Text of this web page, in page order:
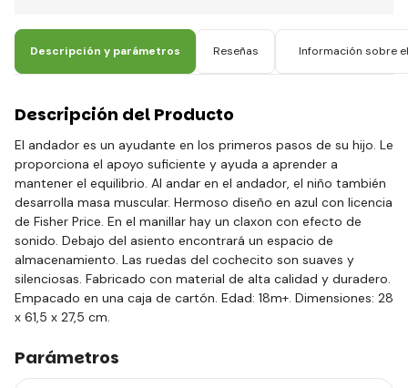
Descripción y parámetros Reseñas Información sobre
Descripción del Producto
El andador es un ayudante en los primeros pasos de su hijo. Le
proporciona el apoyo suficiente y ayuda a aprender a
mantener el equilibrio. Al andar en el andador, el niño también
desarrolla masa muscular. Hermoso diseño en azul con licencia
de Fisher Price. En el manillar hay un claxon con efecto de
sonido. Debajo del asiento encontrará un espacio de
almacenamiento. Las ruedas del cochecito son suaves y
silenciosas. Fabricado con material de alta calidad y duradero.
Empacado en una caja de cartón. Edad: 18m+. Dimensiones: 28
x 61,5 x 27,5 cm.
Parámetros